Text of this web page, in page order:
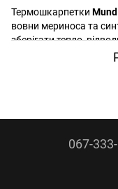
Термошкарпетки Mund
вовни мериноса та
зберігати тепло,
суворих умовах
підтримувати
співпрацює з
067-